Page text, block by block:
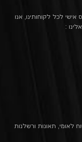
לכל לקוחותינו, אנו
:
לאומי, תאונות ורשלנות